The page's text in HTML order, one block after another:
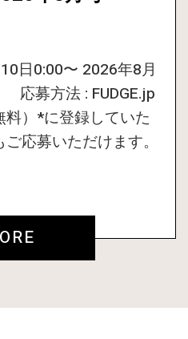
日0:00〜 2026年8月
応募方法 : FUDGE.jp
）*に登録していた
応募いただけます。